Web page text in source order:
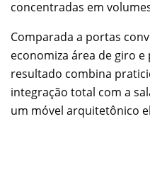
concentradas em
Comparada a portas
economiza área de giro
resultado combina
integração total com a
um móvel arquitetônico